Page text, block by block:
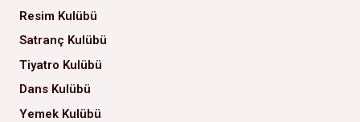
Resim Kulübü
Satranç Kulübü
Tiyatro Kulübü
Dans Kulübü
Yemek Kulübü